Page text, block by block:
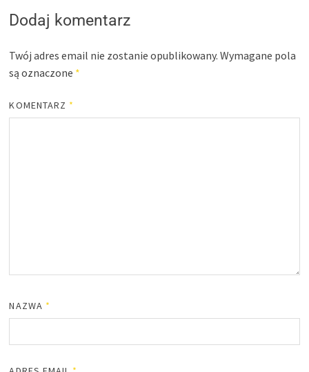
Dodaj komentarz
Twój adres email nie zostanie opublikowany. Wymagane pola
są oznaczone *
KOMENTARZ *
NAZWA *